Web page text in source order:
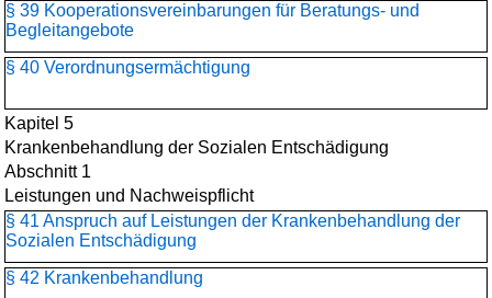
§ 39 Kooperationsvereinbarungen für Beratungs- und
Begleitangebote
§ 40 Verordnungsermächtigung
Kapitel 5
Krankenbehandlung der Sozialen Entschädigung
Abschnitt 1
Leistungen und Nachweispflicht
§ 41 Anspruch auf Leistungen der Krankenbehandlung der
Sozialen Entschädigung
§ 42 Krankenbehandlung